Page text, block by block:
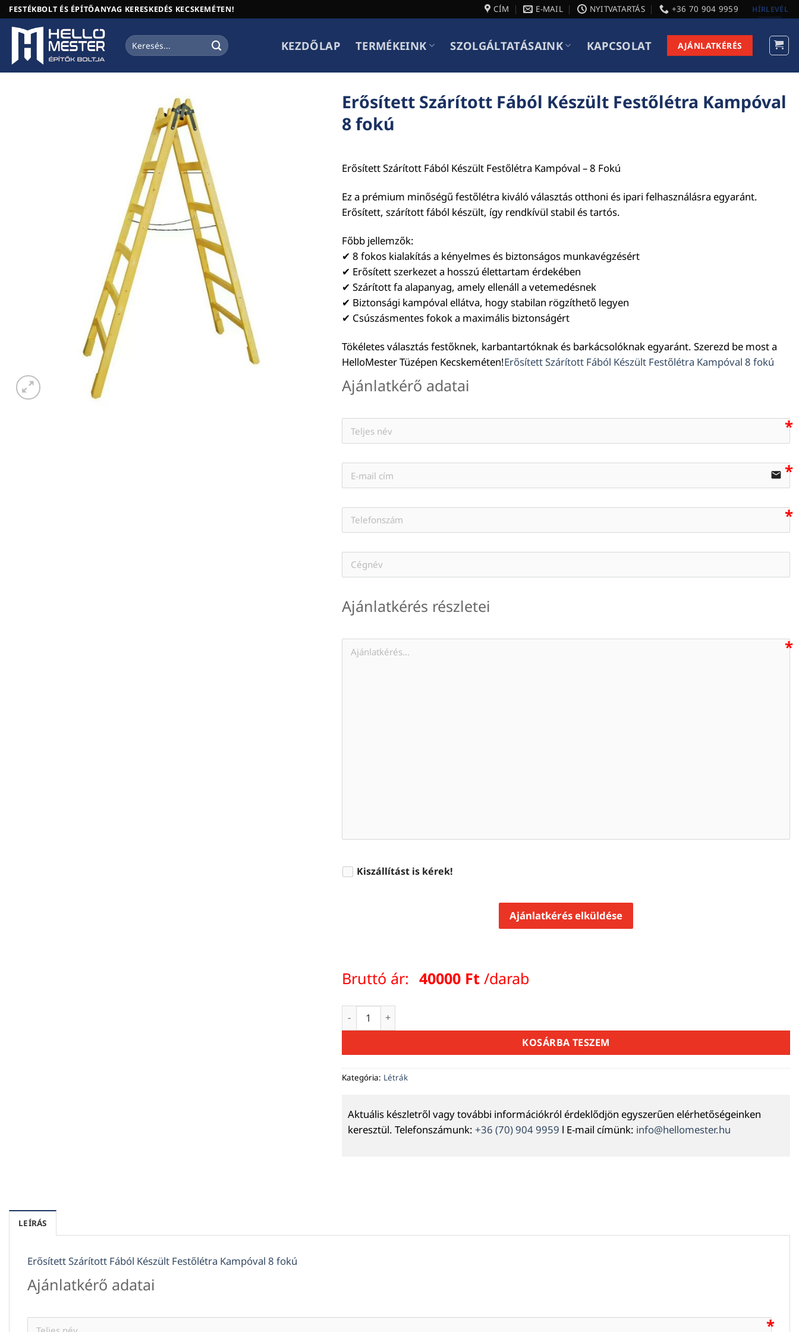
Skip
to
content
FESTÉKBOLT ÉS ÉPÍTŐANYAG KERESKEDÉS KECSKEMÉTEN! CÍM E-MAIL NYITVATARTÁS +36 70 904 9959 HÍRLEVÉL
Keresés
a
KEZDŐLAP TERMÉKEINK SZOLGÁLTATÁSAINK KAPCSOLAT AJÁNLATKÉRÉS
Erősített Szárított Fából Készült Festőlétra Kampóval
8 fokú
Erősített Szárított Fából Készült Festőlétra Kampóval – 8 Fokú
Ez a prémium minőségű festőlétra kiváló választás otthoni és ipari felhasználásra egyaránt.
Erősített, szárított fából készült, így rendkívül stabil és tartós.
Főbb jellemzők:
✔ 8 fokos kialakítás a kényelmes és biztonságos munkavégzésért
✔ Erősített szerkezet a hosszú élettartam érdekében
✔ Szárított fa alapanyag, amely ellenáll a vetemedésnek
✔ Biztonsági kampóval ellátva, hogy stabilan rögzíthető legyen
✔ Csúszásmentes fokok a maximális biztonságért
Tökéletes választás festőknek, karbantartóknak és barkácsolóknak egyaránt. Szerezd be most a
HelloMester Tüzépen Kecskeméten!Erősített Szárított Fából Készült Festőlétra Kampóval 8 fokú
Ajánlatkérő adatai
email
Ajánlatkérés részletei
Kiszállítást is kérek!
Ajánlatkérés elküldése
Bruttó ár: 40000 Ft /darab
Erősített Szárított Fából Készült Festőlétra Kampóval 8 fokú mennyiség
KOSÁRBA TESZEM
Kategória: Létrák
Aktuális készletről vagy további információkról érdeklődjön egyszerűen elérhetőségeinken
keresztül. Telefonszámunk: +36 (70) 904 9959 l E-mail címünk: info@hellomester.hu
LEÍRÁS
Erősített Szárított Fából Készült Festőlétra Kampóval 8 fokú
Ajánlatkérő adatai